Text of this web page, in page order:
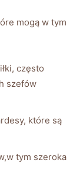
⁣mogą w tym
często
szefów
które są
tym szeroka